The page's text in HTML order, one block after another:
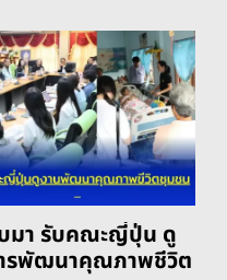
มา รับคณะญี่ปุ่น ดู
รพัฒนาคุณภาพชีวิต